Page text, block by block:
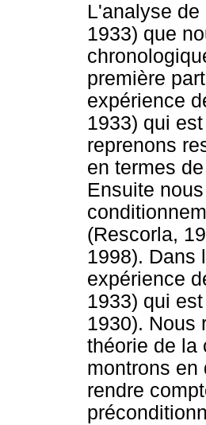
L'analyse de
1933) que
première
expérience
1933) qui
reprenons
en termes
Ensuite
(Rescorla,
1998). Dans
expérience
1933) qui
1930). Nous
théorie de la
montrons en
rendre